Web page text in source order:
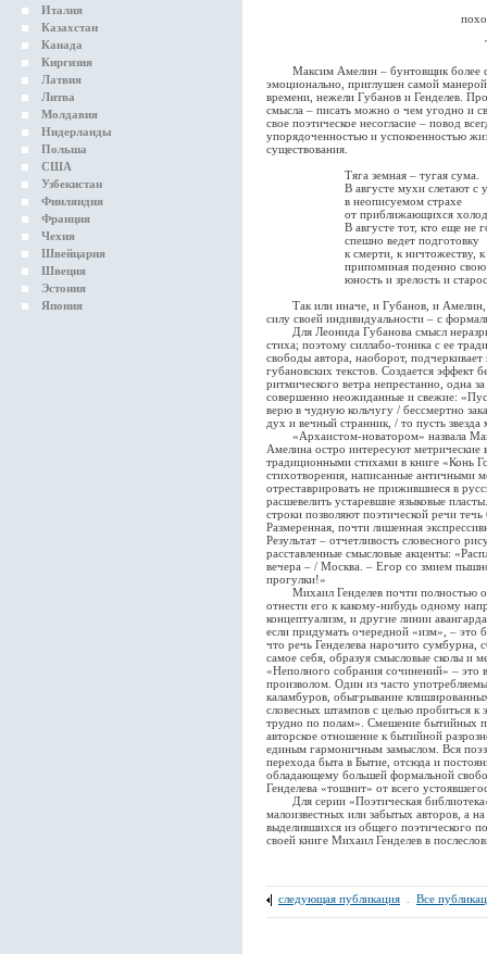
Италия
Казахстан
Канада
Киргизия
Латвия
Литва
Молдавия
Нидерланды
Польша
США
Узбекистан
Финляндия
Франция
Чехия
Швейцария
Швеция
Эстония
Япония
Максим Амелин – бунтовщик более
эмоционально, приглушен самой
времени, нежели Губанов и Генделев.
смысла – писать можно о чем угодно и
свое поэтическое несогласие – повод
упорядоченностью и успокоенностью
существования.
Тяга земная – тугая сума.
В августе мухи слетают с
в неописуемом страхе
от приближающихся
В августе тот, кто еще не
спешно ведет подготовку
к смерти, к ничтожеству, к
припоминая поденно свою
юность и зрелость и
Так или иначе, и Губанов, и Амелин,
силу своей индивидуальности – с
Для Леонида Губанова смысл
стиха; поэтому силлабо-тоника с ее
свободы автора, наоборот, подчеркивает
губановских текстов. Создается эффект
ритмического ветра непрестанно, одна
совершенно неожиданные и свежие:
верю в чудную кольчугу / бессмертно
дух и вечный странник, / то пусть
«Архаистом-новатором» назвала
Амелина остро интересуют
традиционными стихами в книге «Конь
стихотворения, написанные античными
отреставрировать не прижившиеся в
расшевелить устаревшие языковые
строки позволяют поэтической речи
Размеренная, почти лишенная
Результат – отчетливость словесного
расставленные смысловые акценты:
вечера – / Москва. – Егор со змием
прогулки!»
Михаил Генделев почти полностью
отнести его к какому-нибудь одному
концептуализм, и другие линии
если придумать очередной «изм», – это
что речь Генделева нарочито сумбурна,
самое себя, образуя смысловые сколы и
«Неполного собрания сочинений» – это
произволом. Один из часто
каламбуров, обыгрывание
словесных штампов с целью пробиться
трудно по полам». Смешение бытийных
авторское отношение к бытийной
единым гармоничным замыслом. Вся
перехода быта в Бытие, отсюда и
обладающему большей формальной
Генделева «тошнит» от всего
Для серии «Поэтическая библиотека»
малоизвестных или забытых авторов, а
выделившихся из общего поэтического
своей книге Михаил Генделев в
следующая публикация Все